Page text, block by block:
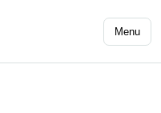
Menu